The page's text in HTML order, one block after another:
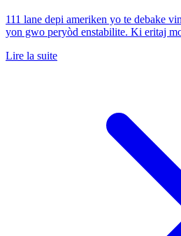
111 lane depi ameriken yo te debake
yon gwo peryòd enstabilite. Ki eritaj
Lire la suite